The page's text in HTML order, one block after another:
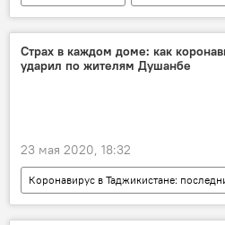
Здравоохранение
Коронавирус в Таджикистане:
Страх в каждом доме: как
ударил по жителям Душанбе
23 мая 2020, 18:32
Коронавирус в Таджикистане:
Все новости
Таджикистан